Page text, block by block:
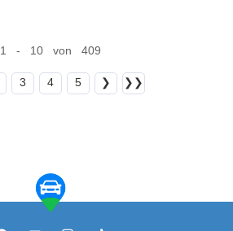
1 - 10 von 409
3 4 5 ❯ ❯❯